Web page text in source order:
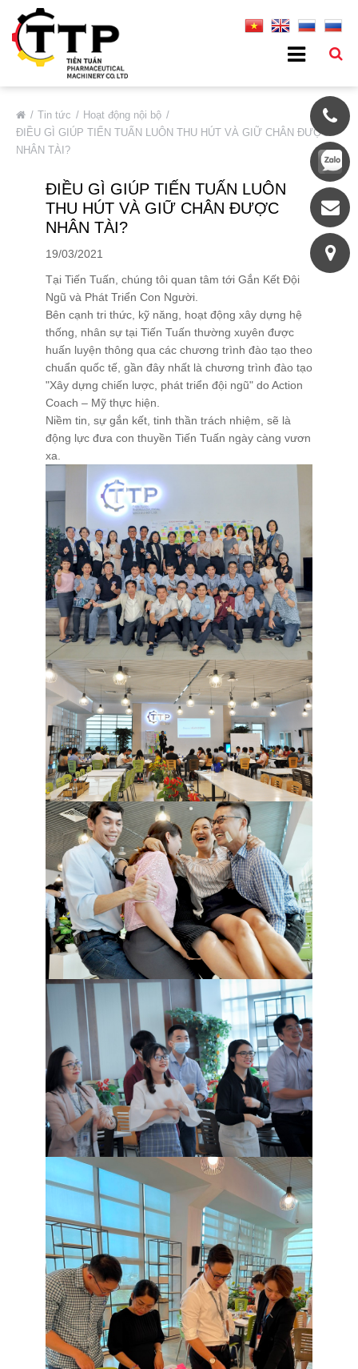
Tin tức
Hoạt động nội bộ
ĐIỀU GÌ GIÚP TIẾN TUẤN LUÔN THU HÚT VÀ GIỮ CHÂN ĐƯỢC
NHÂN TÀI?
ĐIỀU GÌ GIÚP TIẾN TUẤN LUÔN
THU HÚT VÀ GIỮ CHÂN ĐƯỢC
NHÂN TÀI?
19/03/2021
Tại Tiến Tuấn, chúng tôi quan tâm tới Gắn Kết Đội
Ngũ và Phát Triển Con Người.
Bên cạnh tri thức, kỹ năng, hoạt động xây dựng hệ
thống, nhân sự tại Tiến Tuấn thường xuyên được
huấn luyện thông qua các chương trình đào tạo theo
chuẩn quốc tế, gần đây nhất là chương trình đào tạo
"Xây dựng chiến lược, phát triển đội ngũ" do Action
Coach – Mỹ thực hiện.
Niềm tin, sự gắn kết, tinh thần trách nhiệm, sẽ là
động lực đưa con thuyền Tiến Tuấn ngày càng vươn
xa.
VỀ CHÚNG TÔI
Giới Thiệu Chung
Đối Tác Tiêu Biểu
Thị Trường
Chính Sách Bảo Mật
DỊCH VỤ
SẢN PHẨM
Xử Lý Nguyên Liệu
Tạo Hạt Cốm
Tạo Hạt Pellet
Giải Pháp Trộn Khô
Định Hình Sản Phẩm
Trung Chuyển Nguyên Liệu
Giải Pháp Phòng Độc
Giải Pháp Vệ Sinh
Mạng Scada
Giải Pháp Trọn Gói
LIÊN HỆ
TIN TỨC
QUY TẮC ỨNG XỬ
MUA HÀNG
TUYỂN DỤNG